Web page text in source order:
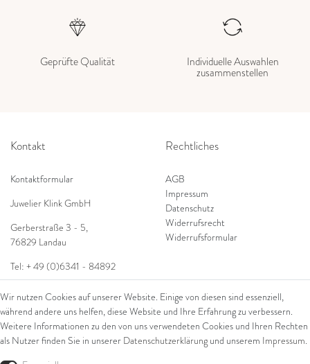
Geprüfte Qualität Individuelle Auswahlen
zusammenstellen
Kontakt
Kontaktformular
Juwelier Klink GmbH
Gerberstraße 3 - 5,
76829 Landau
Tel: + 49 (0)6341 - 84892
info@juwelierklink.de
Ring
Armschmuck
Ohrschmuck
Rechtliches
AGB
Impressum
Datenschutz
Widerrufsrecht
Widerrufsformular
Wir nutzen Cookies auf unserer Website. Einige von diesen sind essenziell,
während andere uns helfen, diese Website und Ihre Erfahrung zu verbessern.
Weitere Informationen zu den von uns verwendeten Cookies und Ihren Rechten
als Nutzer finden Sie in unserer Daten­schutz­erklärung und unserem Impressum.